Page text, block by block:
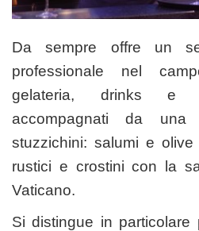
Da sempre offre un
professionale nel
gelateria, drinks e
accompagnati da
stuzzichini: salumi e olive
rustici e crostini con la
Vaticano.
Si distingue in particolare